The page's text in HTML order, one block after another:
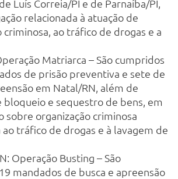
Luís Correia/PI e de Parnaíba/PI,
relacionada à atuação de
criminosa, ao tráfico de drogas e a
Matriarca – São cumpridos
de prisão preventiva e sete de
em Natal/RN, além de
bloqueio e sequestro de bens, em
sobre organização criminosa
tráfico de drogas e à lavagem de
Operação Busting – São
mandados de busca e apreensão